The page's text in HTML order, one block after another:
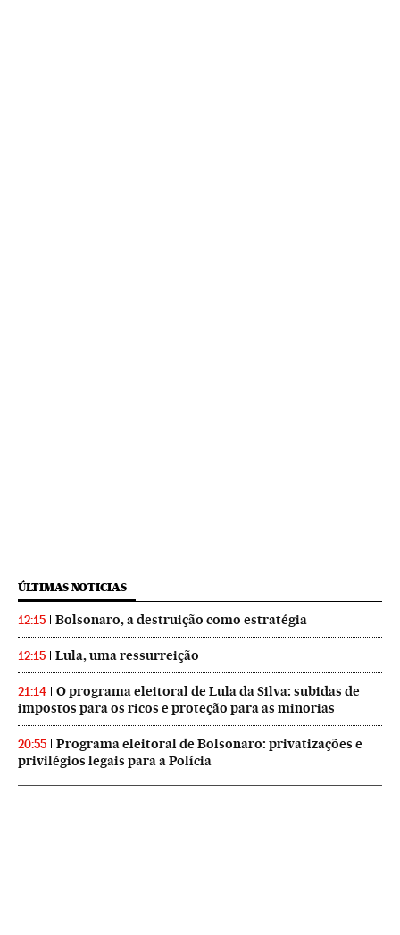
ÚLTIMAS NOTICIAS
12:15 Bolsonaro, a destruição como estratégia
12:15 Lula, uma ressurreição
21:14
O programa eleitoral de Lula da Silva: subidas de
impostos para os ricos e proteção para as minorias
20:55
Programa eleitoral de Bolsonaro: privatizações e
privilégios legais para a Polícia